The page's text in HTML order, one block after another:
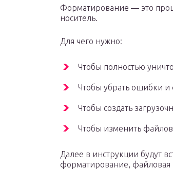
Форматирование — это
носитель.
Для чего нужно:
Чтобы полностью
Чтобы убрать ошибки и
Чтобы создать
Чтобы изменить
Далее в инструкции будут
форматирование, файловая